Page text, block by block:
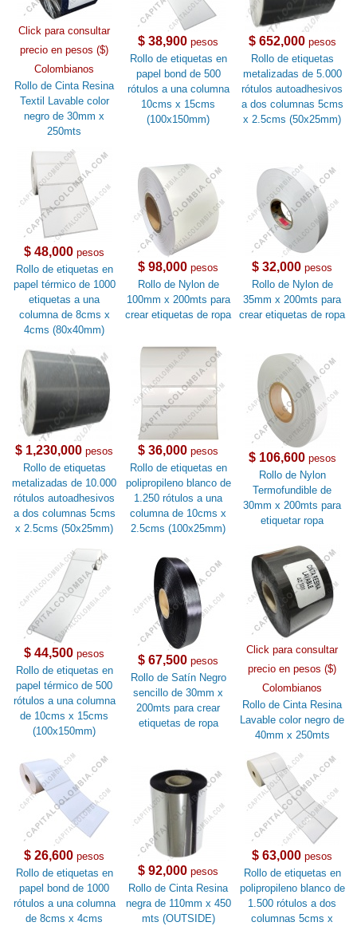
Click para consultar
precio en pesos ($)
Colombianos
Rollo de Cinta Resina
Textil Lavable color
negro de 30mm x
250mts
$ 38,900 pesos
Rollo de etiquetas en
papel bond de 500
rótulos a una columna
10cms x 15cms
(100x150mm)
$ 652,000pesos
Rollo de etiquetas
metalizadas de 5.000
rótulos autoadhesivos
a dos columnas 5cms
x 2.5cms (50x25mm)
$ 48,000 pesos
Rollo de etiquetas en
papel térmico de 1000
etiquetas a una
columna de 8cms x
4cms (80x40mm)
$ 98,000 pesos
Rollo de Nylon de
100mm x 200mts para
crear etiquetas de ropa
$ 32,000 pesos
Rollo de Nylon de
35mm x 200mts para
crear etiquetas de ropa
$ 1,230,000 pesos
Rollo de etiquetas
metalizadas de 10.000
rótulos autoadhesivos
a dos columnas 5cms
x 2.5cms (50x25mm)
$ 36,000 pesos
Rollo de etiquetas en
polipropileno blanco de
1.250 rótulos a una
columna de 10cms x
2.5cms (100x25mm)
$ 106,600pesos
Rollo de Nylon
Termofundible de
30mm x 200mts para
etiquetar ropa
$ 44,500 pesos
Rollo de etiquetas en
papel térmico de 500
rótulos a una columna
de 10cms x 15cms
(100x150mm)
$ 67,500 pesos
Rollo de Satín Negro
sencillo de 30mm x
200mts para crear
etiquetas de ropa
Click para consultar
precio en pesos ($)
Colombianos
Rollo de Cinta Resina
Lavable color negro de
40mm x 250mts
$ 26,600 pesos
Rollo de etiquetas en
papel bond de 1000
rótulos a una columna
de 8cms x 4cms
$ 92,000 pesos
Rollo de Cinta Resina
negra de 110mm x 450
mts (OUTSIDE)
$ 63,000 pesos
Rollo de etiquetas en
polipropileno blanco de
1.500 rótulos a dos
columnas 5cms x